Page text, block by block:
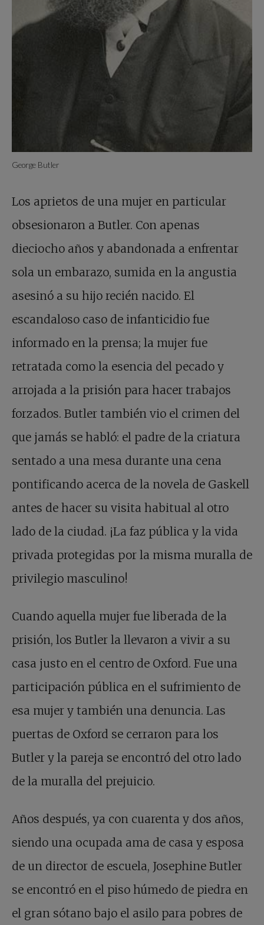
George Butler
Los aprietos de una mujer en particular
obsesionaron a Butler. Con apenas
dieciocho años y abandonada a enfrentar
sola un embarazo, sumida en la angustia
asesinó a su hijo recién nacido. El
escandaloso caso de infanticidio fue
informado en la prensa; la mujer fue
retratada como la esencia del pecado y
arrojada a la prisión para hacer trabajos
forzados. Butler también vio el crimen del
que jamás se habló: el padre de la criatura
sentado a una mesa durante una cena
pontificando acerca de la novela de Gaskell
antes de hacer su visita habitual al otro
lado de la ciudad. ¡La faz pública y la vida
privada protegidas por la misma muralla de
privilegio masculino!
Cuando aquella mujer fue liberada de la
prisión, los Butler la llevaron a vivir a su
casa justo en el centro de Oxford. Fue una
participación pública en el sufrimiento de
esa mujer y también una denuncia. Las
puertas de Oxford se cerraron para los
Butler y la pareja se encontró del otro lado
de la muralla del prejuicio.
Años después, ya con cuarenta y dos años,
siendo una ocupada ama de casa y esposa
de un director de escuela, Josephine Butler
se encontró en el piso húmedo de piedra en
el gran sótano bajo el asilo para pobres de